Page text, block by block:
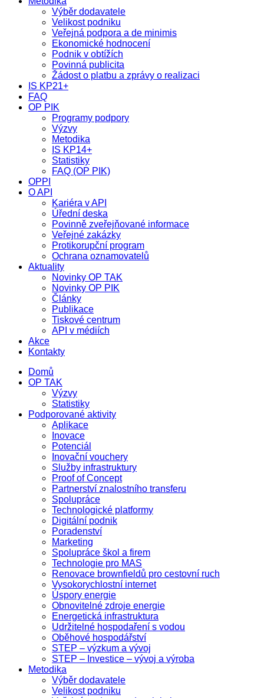
Výběr dodavatele
Velikost podniku
Veřejná podpora a de minimis
Ekonomické hodnocení
Podnik v obtížích
Povinná publicita
Žádost o platbu a zprávy o realizaci
IS KP21+
FAQ
OP PIK
Programy podpory
Výzvy
Metodika
IS KP14+
Statistiky
FAQ (OP PIK)
OPPI
O API
Kariéra v API
Úřední deska
Povinně zveřejňované informace
Veřejné zakázky
Protikorupční program
Ochrana oznamovatelů
Aktuality
Novinky OP TAK
Novinky OP PIK
Články
Publikace
Tiskové centrum
API v médiích
Akce
Kontakty
Domů
OP TAK
Výzvy
Statistiky
Podporované aktivity
Aplikace
Inovace
Potenciál
Inovační vouchery
Služby infrastruktury
Proof of Concept
Partnerství znalostního transferu
Spolupráce
Technologické platformy
Digitální podnik
Poradenství
Marketing
Spolupráce škol a firem
Technologie pro MAS
Renovace brownfieldů pro cestovní ruch
Vysokorychlostní internet
Úspory energie
Obnovitelné zdroje energie
Energetická infrastruktura
Udržitelné hospodaření s vodou
Oběhové hospodářství
STEP – výzkum a vývoj
STEP – Investice – vývoj a výroba
Metodika
Výběr dodavatele
Velikost podniku